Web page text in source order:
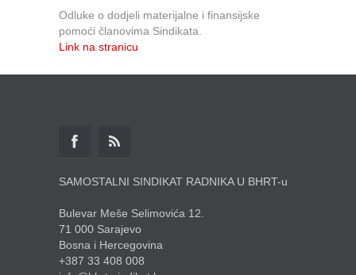
Odluke o dodjeli materijalne i finansijske
pomoći članovima Sindikata.
Link na stranicu
SAMOSTALNI SINDIKAT RADNIKA U BHRT-u
Bulevar Meše Selimovića 12.
71 000 Sarajevo
Bosna i Hercegovina
+387 33 408 008